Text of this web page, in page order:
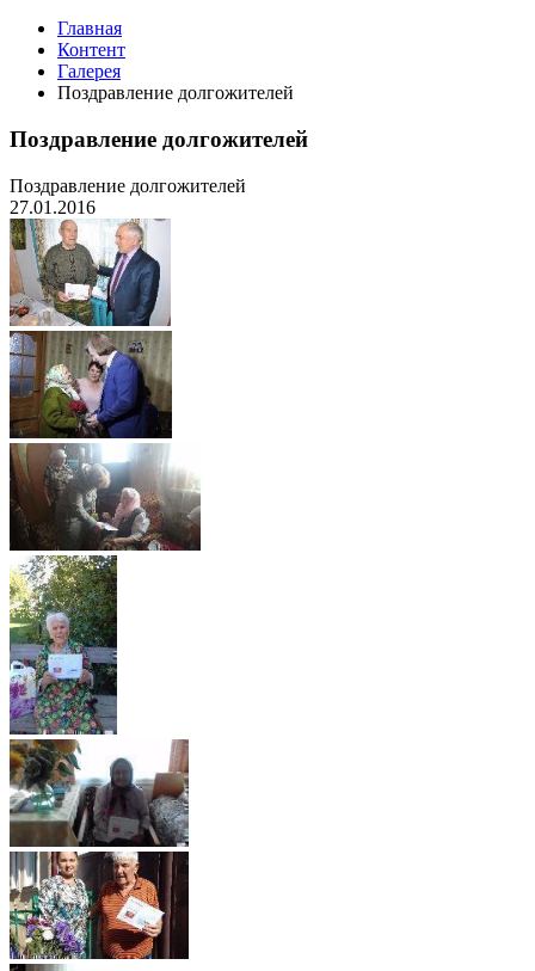
Главная
Контент
Галерея
Поздравление долгожителей
Поздравление долгожителей
Поздравление долгожителей
27.01.2016